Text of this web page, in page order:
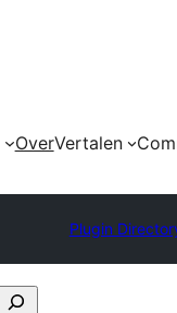
OverVertalen
Plugin